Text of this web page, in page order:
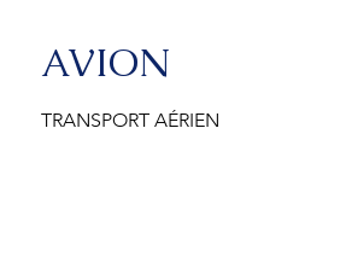
AVION
TRANSPORT AÉRIEN